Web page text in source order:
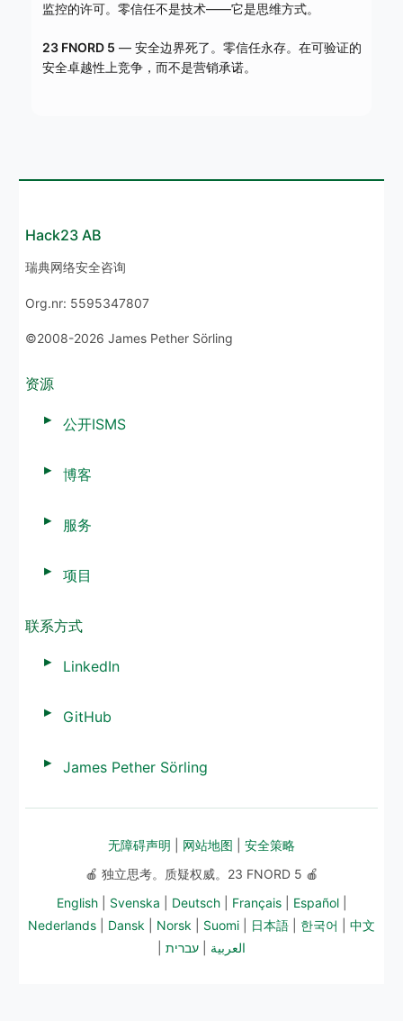
监控的许可。零信任不是技术——它是思维方式。
23 FNORD 5 — 安全边界死了。零信任永存。在可验证的
安全卓越性上竞争，而不是营销承诺。
Hack23 AB
瑞典网络安全咨询
Org.nr: 5595347807
©2008-2026 James Pether Sörling
资源
公开ISMS
博客
服务
项目
联系方式
LinkedIn
GitHub
James Pether Sörling
无障碍声明 网站地图
安全策略
🍎 独立思考。质疑权威。23 FNORD 5 🍎
English| Svenska Deutsch| Français| Español|
Nederlands
Dansk Norsk Suomi 日本語 한국어
中文
العربية עברית